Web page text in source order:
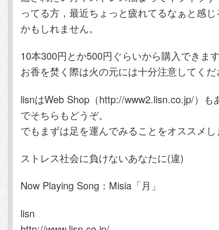
ってる方，最近ちょっと疲れてるなぁと感
かもしれません。
10本300円とか500円ぐらいから購入できま
お香を焚く際は火の元には十分注意してく
lisnはWeb Shop（http://www2.lisn.co.jp/）も
でそちらもどうぞ。
でもまずは足を運んでみることをオススメ
ストレス社会に負けないあなたに(違)
Now Playing Song：Misia「月」
lisn